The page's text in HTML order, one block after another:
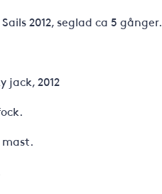
2012, seglad ca 5 gånger.
jack, 2012
mast.